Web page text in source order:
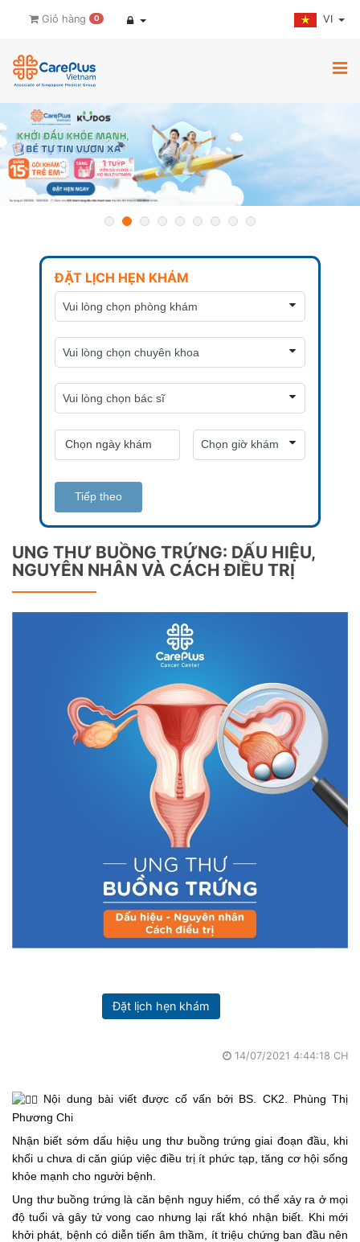
Giỏ hàng 0 VI
ĐẶT LỊCH HẸN KHÁM
Tiếp theo
UNG THƯ BUỒNG TRỨNG: DẤU HIỆU,
NGUYÊN NHÂN VÀ CÁCH ĐIỀU TRỊ
Đặt lịch hẹn khám
14/07/2021 4:44:18 CH
Nội dung bài viết được cố vấn bởi BS. CK2. Phùng Thị
Phương Chi
Nhận biết sớm dấu hiệu ung thư buồng trứng giai đoạn đầu, khi
khối u chưa di căn giúp việc điều trị ít phức tạp, tăng cơ hội sống
khỏe mạnh cho người bệnh.
Ung thư buồng trứng là căn bệnh nguy hiểm, có thể xảy ra ở mọi
độ tuổi và gây tử vong cao nhưng lại rất khó nhận biết. Khi mới
khởi phát, bệnh có diễn tiến âm thầm, ít triệu chứng ban đầu nên